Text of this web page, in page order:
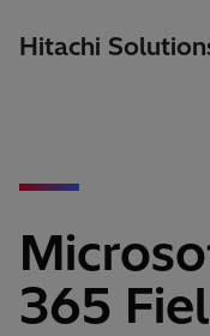
Hitachi
365